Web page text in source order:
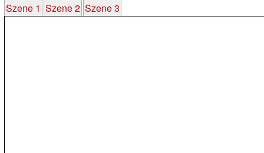
Szene 1 Szene 2 Szene 3